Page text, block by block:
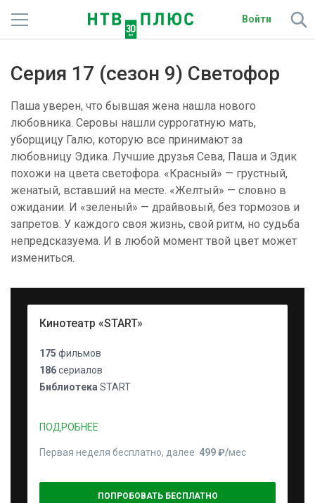
Войти
Фильмы и сериалы
Спорт
Подписки
Радио
Спутниковым абонентам
О сайте
Активировать промокод
Серия 17 (сезон 9) Светофор
Паша уверен, что бывшая жена нашла нового
любовника. Серовы нашли суррогатную мать,
уборщицу Галю, которую все принимают за
любовницу Эдика. Лучшие друзья Сева, Паша и Эдик
похожи на цвета светофора. «Красный» — грустный,
женатый, вставший на месте. «Желтый» — словно в
ожидании. И «зеленый» — драйвовый, без тормозов и
запретов. У каждого своя жизнь, свой ритм, но судьба
непредсказуема. И в любой момент твой цвет может
измениться.
Кинотеатр «START»
175 фильмов
186сериалов
Библиотека START
ПОДРОБНЕЕ
Первая неделя бесплатно, далее 499 ₽⁠/⁠мес
ПОПРОБОВАТЬ БЕСПЛАТНО